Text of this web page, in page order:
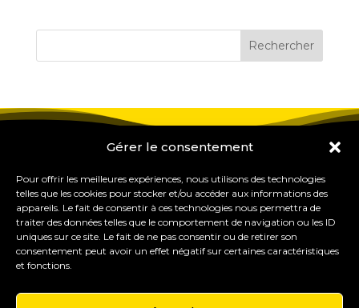
Gérer le consentement
Pour offrir les meilleures expériences, nous utilisons des technologies
telles que les cookies pour stocker et/ou accéder aux informations des
appareils. Le fait de consentir à ces technologies nous permettra de
traiter des données telles que le comportement de navigation ou les ID
uniques sur ce site. Le fait de ne pas consentir ou de retirer son
consentement peut avoir un effet négatif sur certaines caractéristiques
et fonctions.